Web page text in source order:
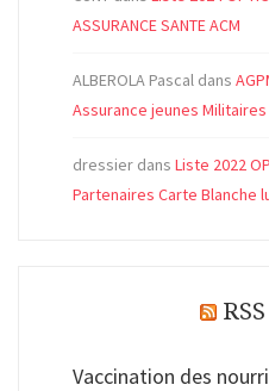
ASSURANCE SANTE ACM
ALBEROLA Pascal dans
Assurance jeunes Militaires
dressier dans Liste 2022
Partenaires Carte Blanche
Vaccination des